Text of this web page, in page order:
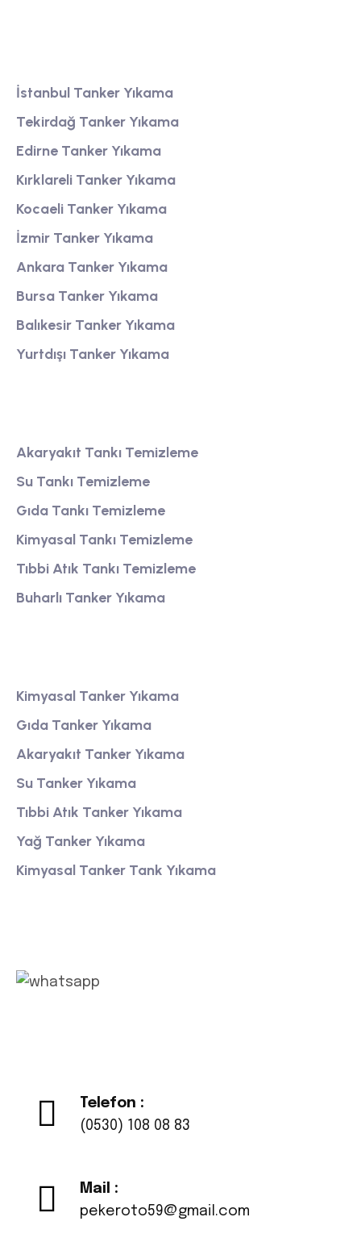
İstanbul Tanker Yıkama
Tekirdağ Tanker Yıkama
Edirne Tanker Yıkama
Kırklareli Tanker Yıkama
Kocaeli Tanker Yıkama
İzmir Tanker Yıkama
Ankara Tanker Yıkama
Bursa Tanker Yıkama
Balıkesir Tanker Yıkama
Yurtdışı Tanker Yıkama
Akaryakıt Tankı Temizleme
Su Tankı Temizleme
Gıda Tankı Temizleme
Kimyasal Tankı Temizleme
Tıbbi Atık Tankı Temizleme
Buharlı Tanker Yıkama
Kimyasal Tanker Yıkama
Gıda Tanker Yıkama
Akaryakıt Tanker Yıkama
Su Tanker Yıkama
Tıbbi Atık Tanker Yıkama
Yağ Tanker Yıkama
Kimyasal Tanker Tank Yıkama
Telefon :
(0530) 108 08 83
Mail :
pekeroto59@gmail.com